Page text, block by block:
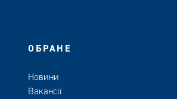
ОБРАНЕ
Новини
Вакансії